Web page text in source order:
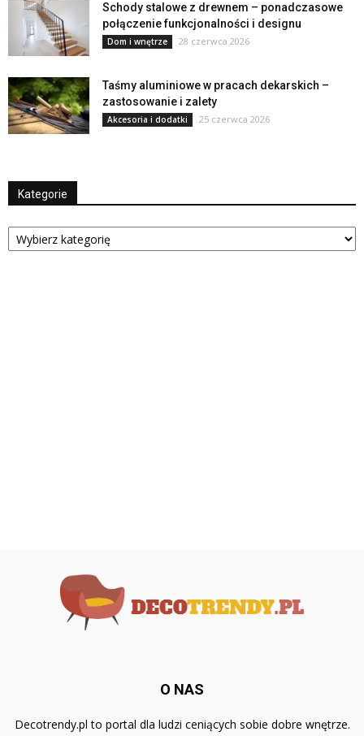
Schody stalowe z drewnem – ponadczasowe
połączenie funkcjonalności i designu
Dom i wnętrze 28 czerwca 2026
Taśmy aluminiowe w pracach dekarskich –
zastosowanie i zalety
Akcesoria i dodatki 25 czerwca 2026
Kategorie
Kategorie
O NAS
Decotrendy.pl to portal dla ludzi ceniących sobie dobre wnętrze.